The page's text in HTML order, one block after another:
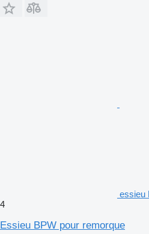
essieu
4
Essieu BPW pour remorque